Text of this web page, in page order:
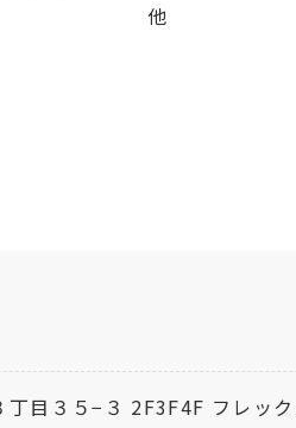
目３５−３ 2F3F4F フレック